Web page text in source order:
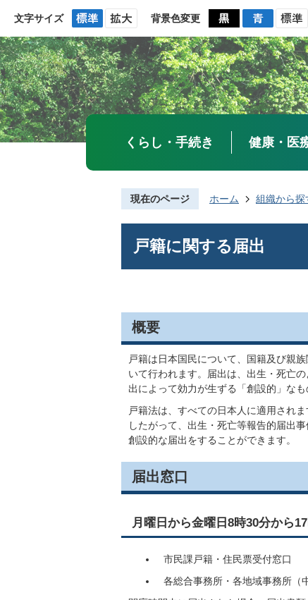
文字サイズ 背景色変更
くらし・手続き 健康・医
現在のページ ホーム 組織から探
戸籍に関する届出
概要
戸籍は日本国民について、国籍及び親
いて行われます。届出は、出生・死亡
出によって効力が生ずる「創設的」なも
戸籍法は、すべての日本人に適用され
したがって、出生・死亡等報告的届出
創設的な届出をすることができます。
届出窓口
月曜日から金曜日8時30分から
市民課戸籍・住民票受付窓口
各総合事務所・各地域事務所（